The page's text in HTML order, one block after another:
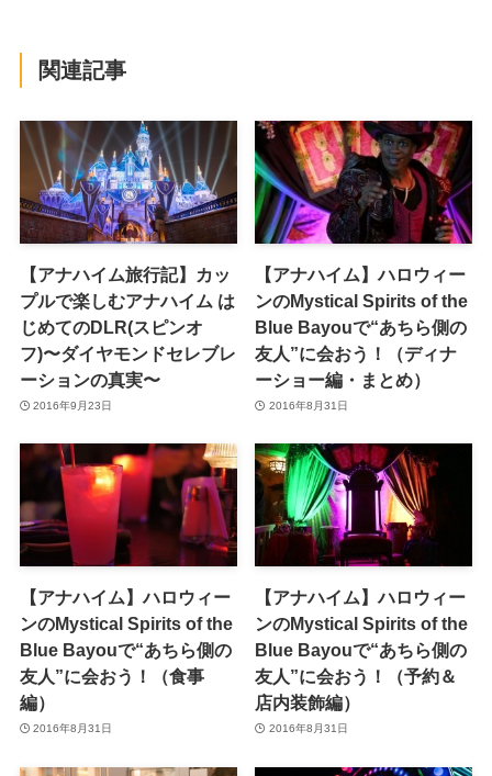
関連記事
【アナハイム旅行記】カッ
プルで楽しむアナハイム は
じめてのDLR(スピンオ
フ)〜ダイヤモンドセレブレ
ーションの真実〜
2016年9月23日
【アナハイム】ハロウィー
ンのMystical Spirits of the
Blue Bayouで“あちら側の
友人”に会おう！（ディナ
ーショー編・まとめ）
2016年8月31日
【アナハイム】ハロウィー
ンのMystical Spirits of the
Blue Bayouで“あちら側の
友人”に会おう！（食事
編）
2016年8月31日
【アナハイム】ハロウィー
ンのMystical Spirits of the
Blue Bayouで“あちら側の
友人”に会おう！（予約＆
店内装飾編）
2016年8月31日